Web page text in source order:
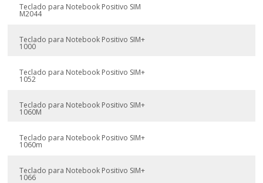
Teclado para Notebook Positivo SIM
M2044
Teclado para Notebook Positivo SIM+
1000
Teclado para Notebook Positivo SIM+
1052
Teclado para Notebook Positivo SIM+
1060M
Teclado para Notebook Positivo SIM+
1060m
Teclado para Notebook Positivo SIM+
1066